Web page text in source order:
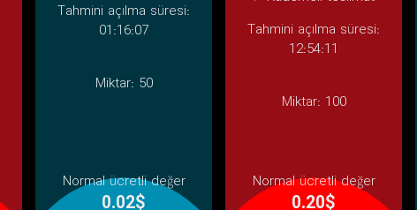
Tahmini açılma süresi:
01:16:07
Miktar: 50
Normal ücretli değer
0.02$
Tahmini açılma süresi:
12:54:11
Miktar: 100
Normal ücretli değer
0.20$